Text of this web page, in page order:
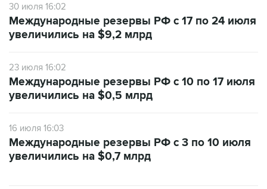
30 июля 16:02
Международные резервы РФ с 17 по 24 июля
увеличились на $9,2 млрд
23 июля 16:02
Международные резервы РФ с 10 по 17 июля
увеличились на $0,5 млрд
16 июля 16:03
Международные резервы РФ с 3 по 10 июля
увеличились на $0,7 млрд